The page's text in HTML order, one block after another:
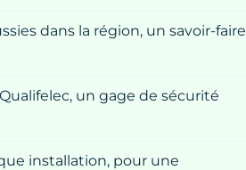
dans la région, un savoir-faire
un gage de sécurité
installation, pour une